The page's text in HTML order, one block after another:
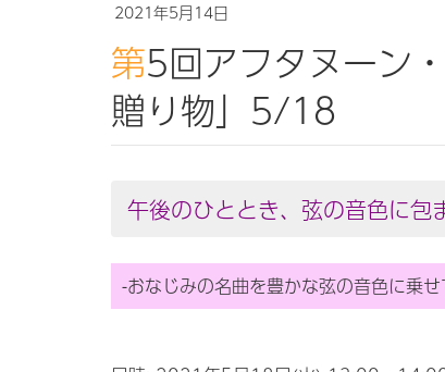
2021年5月14日
第5回アフタヌーン・コンサート「心に届く名曲の
贈り物」5/18
午後のひととき、弦の音色に包
-おなじみの名曲を豊かな弦の音色に乗